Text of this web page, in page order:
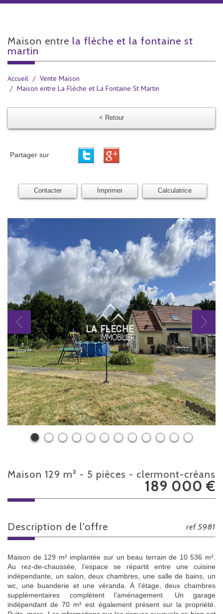
maison entre la flèche et la fontaine st
martin
Accueil
Vente Maison
Maison entre La Flèche et La Fontaine St Martin
< Retour
Partager sur
Contacter Imprimer Calculatrice
maison 129 m² - 5 pièces - clermont-créans
189 000 €
description de l'offre ref 5981
Maison de 129 m² implantée sur un beau terrain de 10 536 m².
Au rez-de-chaussée, l’espace se répartit entre une cuisine
indépendante, un salon, deux chambres, une salle de bains, un
wc, une buanderie et une véranda. À l’étage, deux chambres
supplémentaires complètent l’aménagement. Un garage
indépendant de 70 m² est également présent sur la propriété.